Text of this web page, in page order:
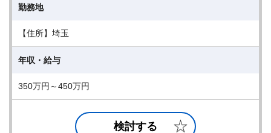
勤務地
【住所】埼玉
年収・給与
350万円～450万円
検討する